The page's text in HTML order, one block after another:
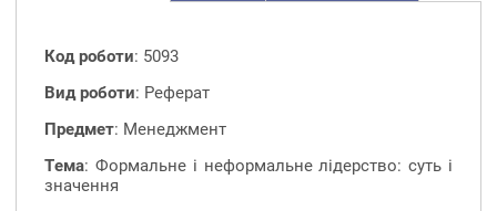
Код роботи: 5093
Вид роботи: Реферат
Предмет: Менеджмент
Тема: Формальне і неформальне лідерство: суть і
значення